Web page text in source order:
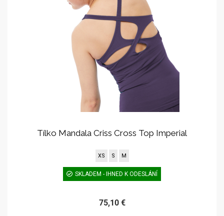
Tílko Mandala Criss Cross Top Imperial
XS S M
SKLADEM - IHNED K ODESLÁNÍ
75,10 €